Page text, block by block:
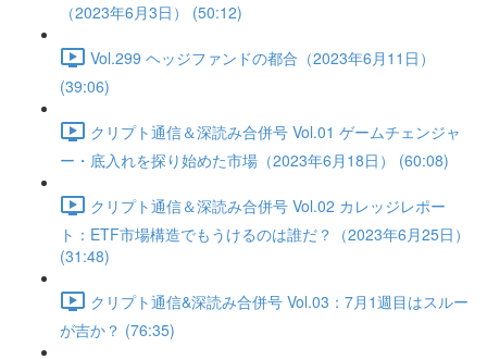
（2023年6月3日） (50:12)
Vol.299 ヘッジファンドの都合（2023年6月11日）
(39:06)
クリプト通信＆深読み合併号 Vol.01 ゲームチェンジャ
ー・底入れを探り始めた市場（2023年6月18日） (60:08)
クリプト通信＆深読み合併号 Vol.02 カレッジレポー
ト：ETF市場構造でもうけるのは誰だ？（2023年6月25日）
(31:48)
クリプト通信&深読み合併号 Vol.03：7月1週目はスルー
が吉か？ (76:35)